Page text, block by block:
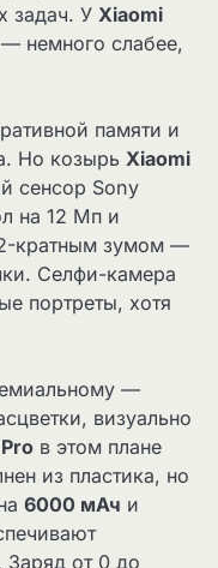
задач. У Xiaomi
немного слабее,
памяти и
Но козырь Xiaomi
сенсор Sony
на 12 Мп и
кратным зумом —
Селфи-камера
портреты, хотя
—
визуально
в этом плане
из пластика, но
6000 мАч и
Заряд от 0 до